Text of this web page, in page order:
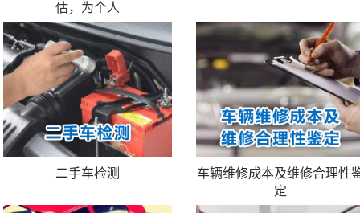
估，为个人
二手车检测
车辆维修成本及维修合理性
定